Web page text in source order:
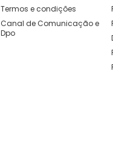
Termos e condições
Canal de Comunicação e
Dpo